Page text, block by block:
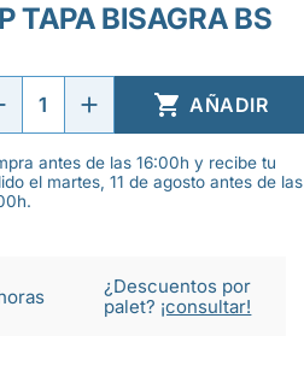
TAPA BISAGRA BS
 AÑADIR
antes de las 16:00h y recibe tu
el martes, 11 de agosto antes de las
¿Descuentos por
palet? ¡consultar!